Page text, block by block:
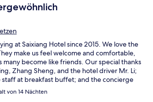
at Saixiang Hotel since 2015. We love the
make us feel welcome and comfortable,
many become like friends. Our special thanks
Zhang Sheng, and the hotel driver Mr. Li;
staff at breakfast buffet; and the concierge
others. They are very nice and professional,
the best staff ever. We do hope the
von 14 Nächten